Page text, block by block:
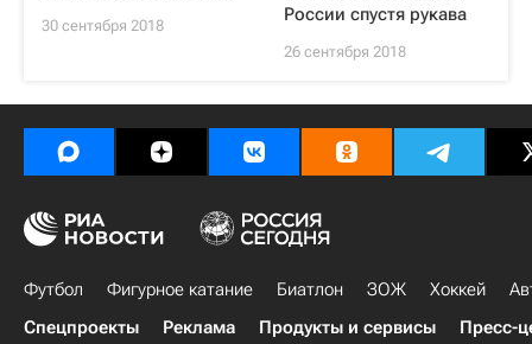
30 сентября 2018
России спустя рукава
26 сентября 2018
Футбол Фигурное катание Биатлон ЗОЖ Хоккей
Спецпроекты
Реклама Продукты и сервисы Пресс-